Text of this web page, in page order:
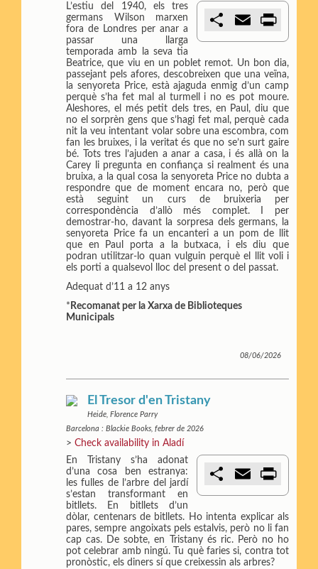
a
r
t
i
r
m
l
t
L’estiu del 1940, els tres
germans Wilson marxen
fora de Londres per anar a
passar una llarga
temporada amb la seva tia
Beatrice, que viu en un poblet remot. Un bon dia,
passejant pels afores, descobreixen que una veïna,
la senyoreta Price, està ajaguda enmig d’un camp
perquè s’ha fet mal al turmell i no es pot moure.
Aleshores, el més petit dels tres, en Paul, diu que
no el sorprèn gens que s’hagi fet mal, perquè cada
nit la veu intentant volar sobre una escombra, com
fan les bruixes, i la veritat és que no se’n surt gaire
bé. Tots tres l’ajuden a anar a casa, i és allà on la
Carey li pregunta en confiança si realment és una
bruixa, a la qual cosa la senyoreta Price no dubta a
respondre que de moment encara no, però que
està seguint un curs de bruixeria per
correspondència d’allò més complet. I per
demostrar-ho, davant la sorpresa dels germans, la
senyoreta Price fa un encanteri a un pom de llit
que en Paul porta a la butxaca, i els diu que
podran utilitzar-lo quan vulguin perquè el llit voli i
els porti a qualsevol lloc del present o del passat.
Adequat d’11 a 12 anys
* Recomanat per la Xarxa de Biblioteques
Municipals
08/06/2026
El Tresor d'en Tristany
Heide, Florence Parry
Barcelona : Blackie Books, febrer de 2026
>Check availability in Aladí
a
r
t
i
r
m
l
t
En Tristany s’ha adonat
d’una cosa ben estranya:
les fulles de l’arbre del jardí
s’estan transformant en
bitllets. En bitllets d’un
dòlar, centenars de bitllets. Ho intenta explicar als
pares, sempre angoixats pels estalvis, però no li fan
cap cas. De sobte, en Tristany és ric. Però no ho
pot celebrar amb ningú. Tu què faries si, contra tot
pronòstic, els diners sí que creixessin als arbres?